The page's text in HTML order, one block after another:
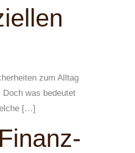
zum Alltag
was bedeutet
[…]